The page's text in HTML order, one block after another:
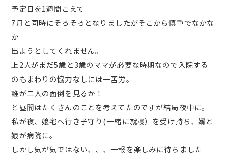
予定日を1週間こえて
7月と同時にそろそろとなりましたがそこから慎重でなかな
か
出ようとしてくれません。
上2人がまだ5歳と3歳のママが必要な時期なので入院する
のもまわりの協力なしには一苦労。
誰が二人の面倒を見るか！
と昼間はたくさんのことを考えてたのですが結局夜中に。
私が夜、娘宅へ行き子守り(一緒に就寝）を受け持ち、婿と
娘が病院に。
しかし気が気ではない、、、一報を楽しみに待ちました